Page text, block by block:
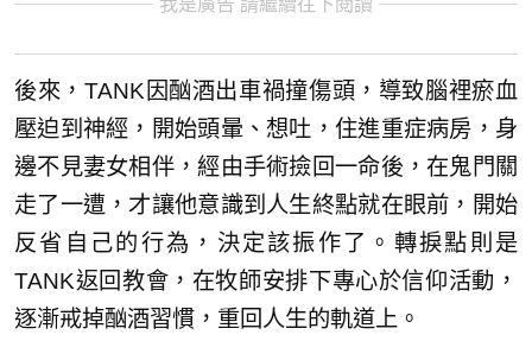
我是廣告 請繼續往下閱讀
後來，TANK因酗酒出車禍撞傷頭，導致腦裡瘀血
壓迫到神經，開始頭暈、想吐，住進重症病房，身
邊不見妻女相伴，經由手術撿回一命後，在鬼門關
走了一遭，才讓他意識到人生終點就在眼前，開始
反省自己的行為，決定該振作了。轉捩點則是
TANK返回教會，在牧師安排下專心於信仰活動，
逐漸戒掉酗酒習慣，重回人生的軌道上。